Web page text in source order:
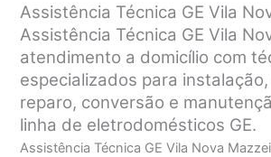
Assistência Técnica GE Vila
Assistência Técnica GE Vila
atendimento a domicílio com
especializados para
reparo, conversão e
linha de eletrodomésticos GE.
Assistência Técnica GE Vila Nova Mazzei